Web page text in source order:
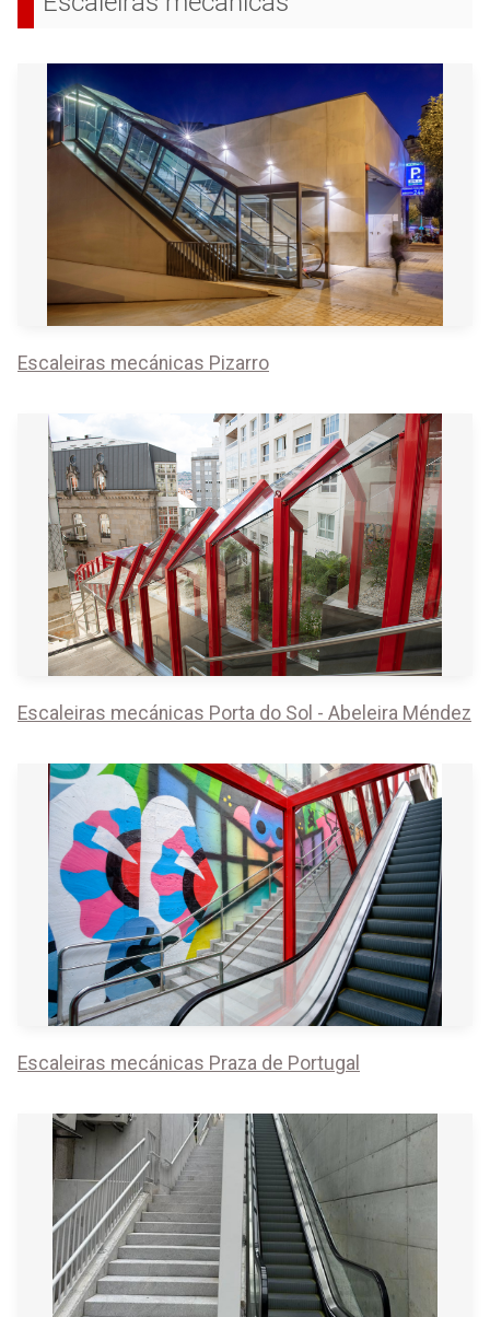
Escaleiras mecánicas Pizarro
Escaleiras mecánicas Porta do Sol - Abeleira Méndez
Escaleiras mecánicas Praza de Portugal